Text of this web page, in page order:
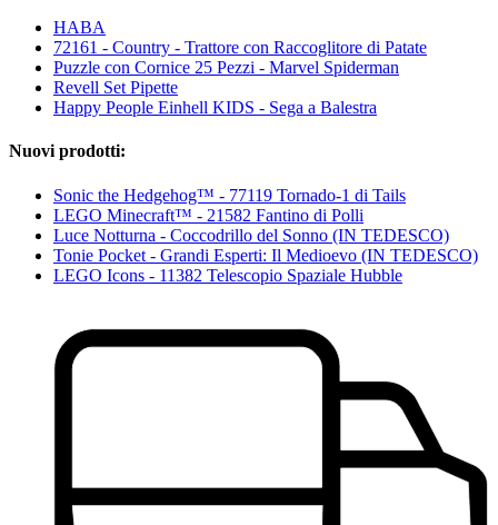
HABA
72161 - Country - Trattore con Raccoglitore di Patate
Puzzle con Cornice 25 Pezzi - Marvel Spiderman
Revell Set Pipette
Happy People Einhell KIDS - Sega a Balestra
Nuovi prodotti:
Sonic the Hedgehog™ - 77119 Tornado-1 di Tails
LEGO Minecraft™ - 21582 Fantino di Polli
Luce Notturna - Coccodrillo del Sonno (IN TEDESCO)
Tonie Pocket - Grandi Esperti: Il Medioevo (IN TEDESCO)
LEGO Icons - 11382 Telescopio Spaziale Hubble